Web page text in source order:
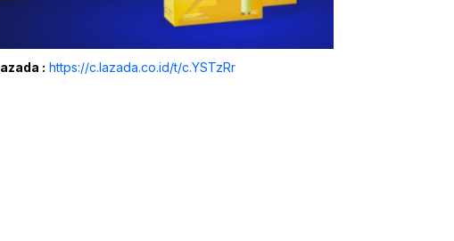
: https://c.lazada.co.id/t/c.YSTzRr